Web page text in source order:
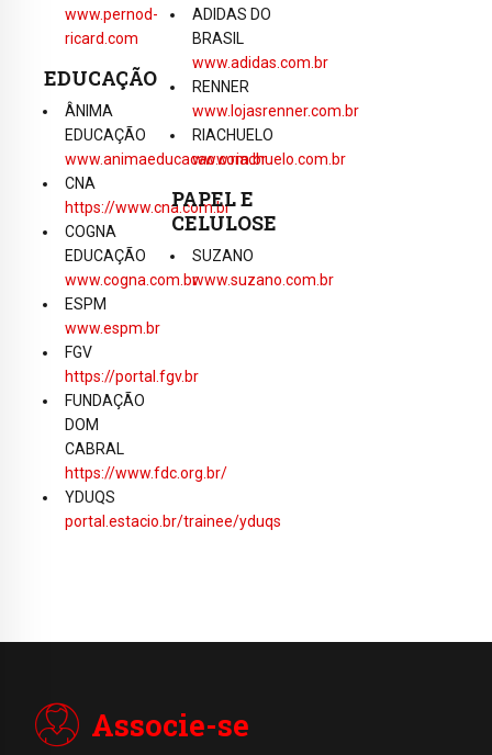
www.pernod-
ricard.com
EDUCAÇÃO
ÂNIMA
EDUCAÇÃO
www.animaeducacao.com.br
CNA
https://www.cna.com.br
COGNA
EDUCAÇÃO
www.cogna.com.br
ESPM
www.espm.br
FGV
https://portal.fgv.br
FUNDAÇÃO
DOM
CABRAL
https://www.fdc.org.br/
YDUQS
portal.estacio.br/trainee/yduqs
ADIDAS DO
BRASIL
www.adidas.com.br
RENNER
www.lojasrenner.com.br
RIACHUELO
www.riachuelo.com.br
PAPEL E
CELULOSE
SUZANO
www.suzano.com.br
Associe-se